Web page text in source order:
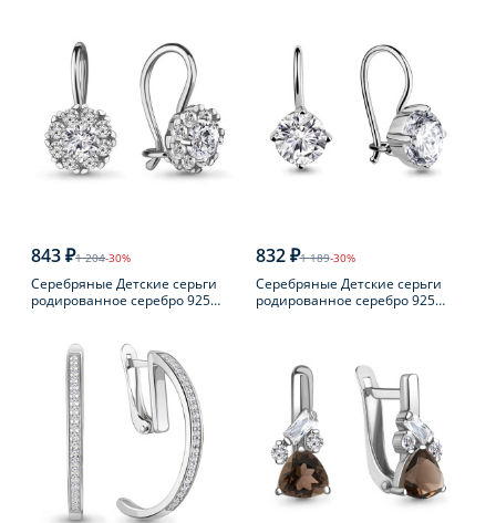
843 ₽1 204-30%
Серебряные Детские серьги
родированное серебро 925
832 ₽1 189-30%
Серебряные Детские серьги
родированное серебро 925